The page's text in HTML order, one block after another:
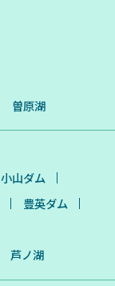
曽原湖
小山ダム
豊英ダム
芦ノ湖